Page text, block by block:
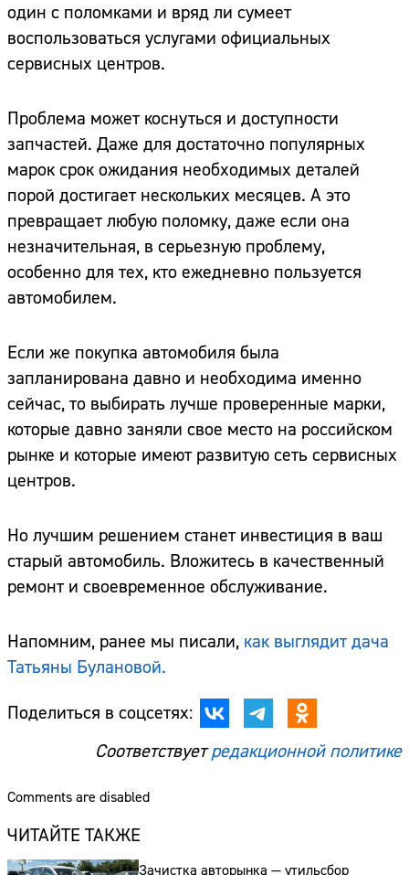
один с поломками и вряд ли сумеет
воспользоваться услугами официальных
сервисных центров.
Проблема может коснуться и доступности
запчастей. Даже для достаточно популярных
марок срок ожидания необходимых деталей
порой достигает нескольких месяцев. А это
превращает любую поломку, даже если она
незначительная, в серьезную проблему,
особенно для тех, кто ежедневно пользуется
автомобилем.
Если же покупка автомобиля была
запланирована давно и необходима именно
сейчас, то выбирать лучше проверенные марки,
которые давно заняли свое место на российском
рынке и которые имеют развитую сеть сервисных
центров.
Но лучшим решением станет инвестиция в ваш
старый автомобиль. Вложитесь в качественный
ремонт и своевременное обслуживание.
Напомним, ранее мы писали, как выглядит дача
Татьяны Булановой.
Поделиться в соцсетях:
Соответствуетредакционной политике
Comments are disabled
ЧИТАЙТЕ ТАКЖЕ
Зачистка авторынка — утильсбор